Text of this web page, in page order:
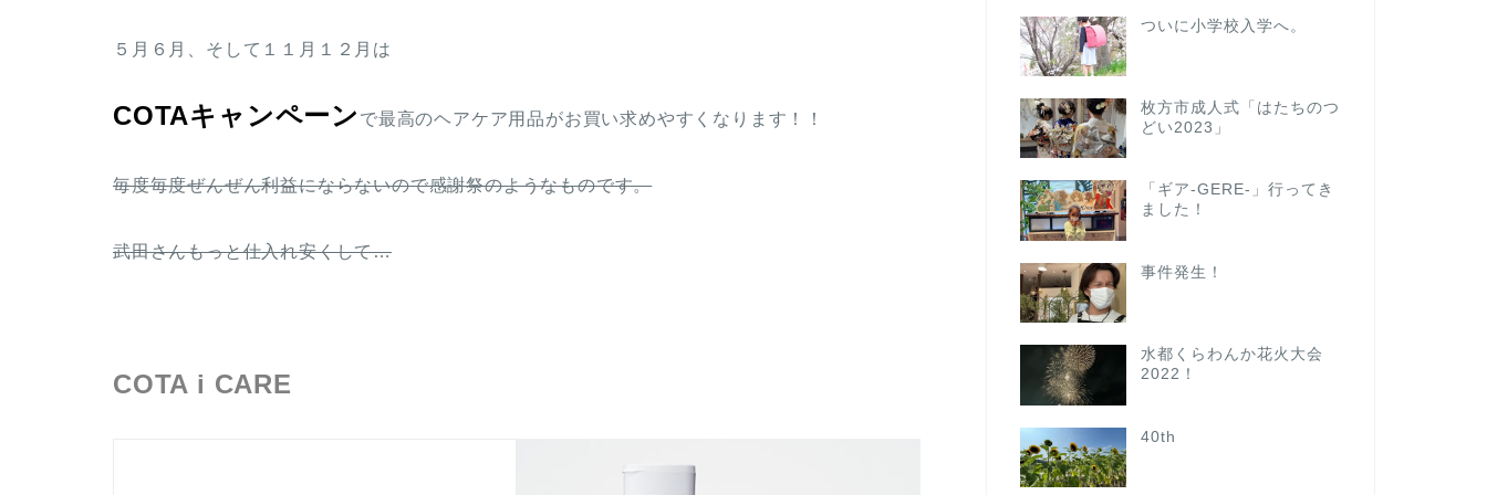
５月６月、そして１１月１２月は
COTAキャンペーン で最高のヘアケア用品がお買い求めやすくなります！！
毎度毎度ぜんぜん利益にならないので感謝祭のようなものです。
武田さんもっと仕入れ安くして…
COTA i CARE
ついに小学校入学へ。
枚方市成人式「はたちのつ
どい2023」
「ギア-GERE-」行ってき
ました！
事件発生！
水都くらわんか花火大会
2022！
40th